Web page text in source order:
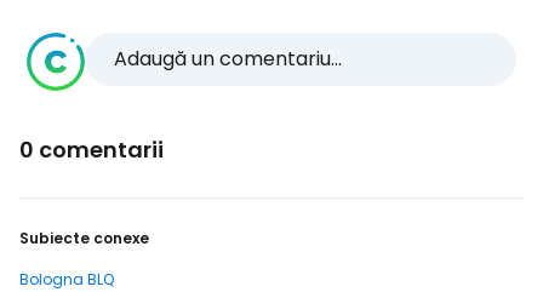
Adaugă un comentariu...
0 comentarii
Subiecte conexe
Bologna BLQ